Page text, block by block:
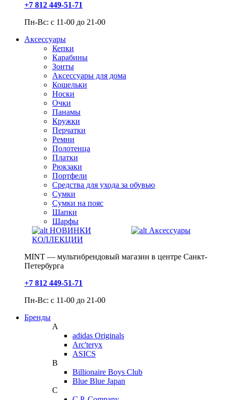
+7 812 449-51-71
Пн-Вс: с 11-00 до 21-00
Аксессуары
Кепки
Карабины
Зонты
Аксессуары для дома
Кошельки
Носки
Очки
Панамы
Кружки
Перчатки
Ремни
Полотенца
Платки
Рюкзаки
Портфели
Средства для ухода за обувью
Сумки
Сумки на пояс
Шапки
Шарфы
НОВИНКИ
КОЛЛЕКЦИИ
Аксессуары
MINT — мультибрендовый магазин в центре Санкт-
Петербурга
+7 812 449-51-71
Пн-Вс: с 11-00 до 21-00
Бренды
A
adidas Originals
Arc'teryx
ASICS
B
Billionaire Boys Club
Blue Blue Japan
C